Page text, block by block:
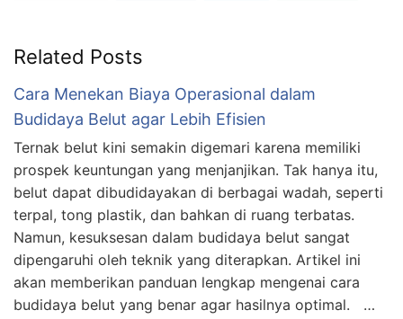
Related Posts
Cara Menekan Biaya Operasional dalam
Budidaya Belut agar Lebih Efisien
Ternak belut kini semakin digemari karena memiliki
prospek keuntungan yang menjanjikan. Tak hanya itu,
belut dapat dibudidayakan di berbagai wadah, seperti
terpal, tong plastik, dan bahkan di ruang terbatas.
Namun, kesuksesan dalam budidaya belut sangat
dipengaruhi oleh teknik yang diterapkan. Artikel ini
akan memberikan panduan lengkap mengenai cara
budidaya belut yang benar agar hasilnya optimal. …